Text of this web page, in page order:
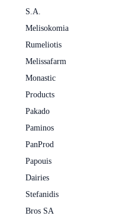
S.A.
Melisokomia
Rumeliotis
Melissafarm
Monastic
Products
Pakado
Paminos
PanProd
Papouis
Dairies
Stefanidis
Bros SA